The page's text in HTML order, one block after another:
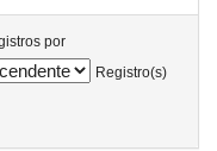
por
Registro(s)